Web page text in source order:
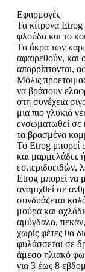
Εφαρμογές
Τα κίτρονα Etrog
φλούδα και το
Τα άκρα των
αφαιρεθούν, και
απορρίπτονται,
Μόλις
να βράσουν
στη συνέχεια
μια πιο γλυκιά
ενσωματωθεί σε
τα βρασμένα
Το Etrog μπορεί
και μαρμελάδες
εσπεριδοειδών,
Etrog μπορεί να
αναμιχθεί σε
συνδυάζεται
μούρα και
αμύγδαλα,
χωρίς φέτες θα
φυλάσσεται σε
άμεσο ηλιακό
για 3 έως 8